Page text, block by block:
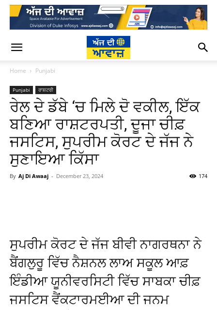
Home Punjabi
Punjabi ਰਾਸ਼ਟਰੀ
ਰੇਲ ਦੇ ਡੱਬੇ ‘ਚ ਮਿਲੇ ਦੋ ਵਕੀਲ, ਇੱਕ
ਬਣਿਆ ਰਾਸ਼ਟਰਪਤੀ, ਦੂਜਾ ਚੀਫ਼
ਜਸਟਿਸ, ਸੁਪਰੀਮ ਕੋਰਟ ਦੇ ਜੱਜ ਨੇ
ਸੁਣਾਇਆ ਕਿੱਸਾ
By Aj Di Awaaj - December 23, 2024 174
ਸੁਪਰੀਮ ਕੋਰਟ ਦੇ ਜੱਜ ਬੀਵੀ ਨਾਗਰਥਨਾ ਨੇ
ਬੈਂਗਲੁਰੂ ਵਿੱਚ ਨੈਸ਼ਨਲ ਲਾਅ ਸਕੂਲ ਆਫ਼
ਇੰਡੀਆ ਯੂਨੀਵਰਸਿਟੀ ਵਿੱਚ ਸਾਬਕਾ ਚੀਫ਼
ਜਸਟਿਸ ਵੈਂਕਟਾਰਮਈਆ ਦੀ ਜਨਮ